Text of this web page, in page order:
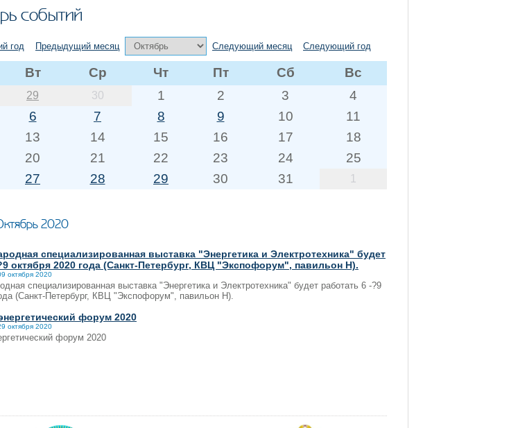
событий
год Предыдущий месяц Следующий месяц Следующий год
Вт Ср Чт Пт Сб Вс
29 30 1 2 3
4
6 7 8 9 10
11
13 14 15 16 17
18
20 21 22 23 24
25
27 28 29 30 31 1
2020
специализированная выставка "Энергетика и Электротехника" будет
октября 2020 года (Санкт-Петербург, КВЦ "Экспофорум", павильон Н).
октября 2020
специализированная выставка "Энергетика и Электротехника" будет работать 6 -?9
(Санкт-Петербург, КВЦ "Экспофорум", павильон Н).
форум 2020
октября 2020
форум 2020